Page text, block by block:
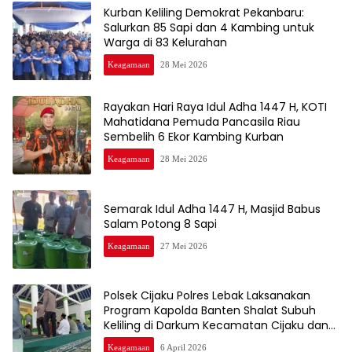
Kurban Keliling Demokrat Pekanbaru:
Salurkan 85 Sapi dan 4 Kambing untuk
Warga di 83 Kelurahan
Keagamaan 28 Mei 2026
Rayakan Hari Raya Idul Adha 1447 H, KOTI
Mahatidana Pemuda Pancasila Riau
Sembelih 6 Ekor Kambing Kurban
Keagamaan 28 Mei 2026
Semarak Idul Adha 1447 H, Masjid Babus
Salam Potong 8 Sapi
Keagamaan 27 Mei 2026
Polsek Cijaku Polres Lebak Laksanakan
Program Kapolda Banten Shalat Subuh
Keliling di Darkum Kecamatan Cijaku dan
Cigemblong
Keagamaan 6 April 2026